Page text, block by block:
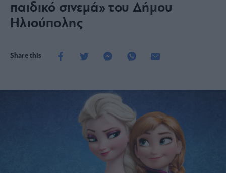
παιδικό σινεμά» του Δήμου
Ηλιούπολης
Share this